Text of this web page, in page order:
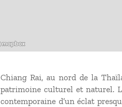
Chiang Rai, au nord de la
patrimoine culturel et naturel.
contemporaine d’un éclat